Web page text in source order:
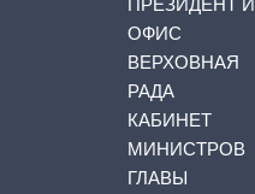
ПРЕЗИДЕНТ И
ОФИС
ВЕРХОВНАЯ
РАДА
КАБИНЕТ
МИНИСТРОВ
ГЛАВЫ